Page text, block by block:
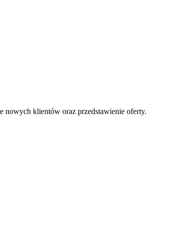
nowych klientów oraz przedstawienie oferty.